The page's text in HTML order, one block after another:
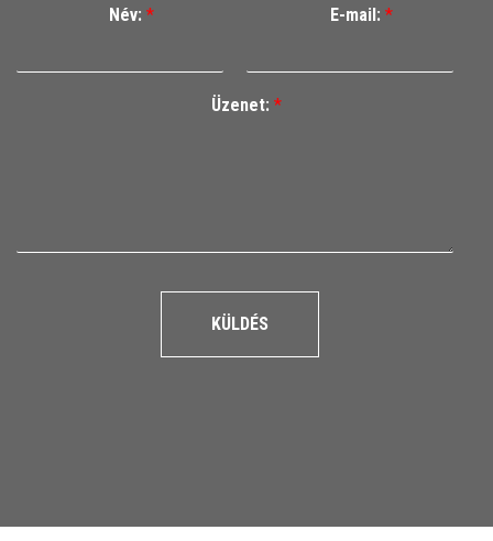
Név: * E-mail: *
Üzenet: *
KÜLDÉS